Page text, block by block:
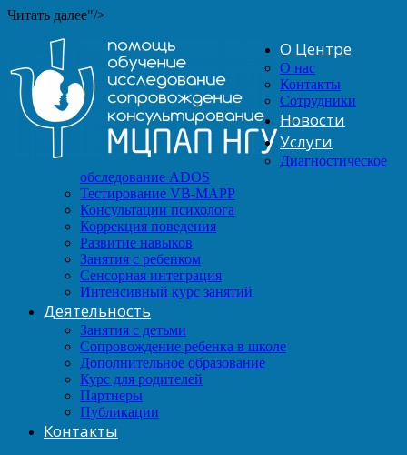
Читать далее"/>
О Центре
О нас
Контакты
Сотрудники
Новости
Услуги
Диагностическое
обследование ADOS
Тестирование VB-MAPP
Консультации психолога
Коррекция поведения
Развитие навыков
Занятия с ребенком
Сенсорная интеграция
Интенсивный курс занятий
Деятельность
Занятия с детьми
Сопровождение ребенка в школе
Дополнительное образование
Курс для родителей
Партнеры
Публикации
Контакты